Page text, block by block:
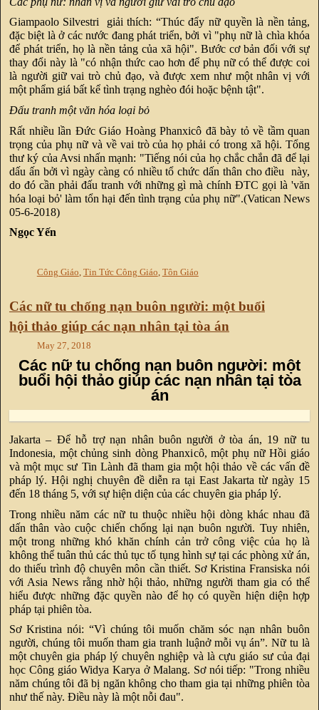
Giampaolo Silvestri giải thích: “Thúc đẩy nữ quyền là nền tảng,
đặc biệt là ở các nước đang phát triển, bởi vì "phụ nữ là chìa khóa
để phát triển, họ là nền tảng của xã hội". Bước cơ bản đối với sự
thay đổi này là "có nhận thức cao hơn để phụ nữ có thể được coi
là người giữ vai trò chủ đạo, và được xem như một nhân vị với
một phẩm giá bất kể tình trạng nghèo đói hoặc bệnh tật".
Đấu tranh một văn hóa loại bỏ
Rất nhiều lần Đức Giáo Hoàng Phanxicô đã bày tỏ về tầm quan
trọng của phụ nữ và về vai trò của họ phải có trong xã hội. Tổng
thư ký của Avsi nhấn mạnh: "Tiếng nói của họ chắc chắn đã để lại
dấu ấn bởi vì ngày càng có nhiều tổ chức dấn thân cho điều này,
do đó cần phải đấu tranh với những gì mà chính ĐTC gọi là 'văn
hóa loại bỏ' làm tổn hại đến tình trạng của phụ nữ".(Vatican News
05-6-2018)
Ngọc Yến
Công Giáo, Tin Tức Công Giáo, Tôn Giáo
Các nữ tu chống nạn buôn người: một buổi
hội thảo giúp các nạn nhân tại tòa án
May 27, 2018
Các nữ tu chống nạn buôn người: một
buổi hội thảo giúp các nạn nhân tại tòa
án
Jakarta – Để hỗ trợ nạn nhân buôn người ở tòa án, 19 nữ tu
Indonesia, một chủng sinh dòng Phanxicô, một phụ nữ Hồi giáo
và một mục sư Tin Lành đã tham gia một hội thảo về các vấn đề
pháp lý. Hội nghị chuyên đề diễn ra tại East Jakarta từ ngày 15
đến 18 tháng 5, với sự hiện diện của các chuyên gia pháp lý.
Trong nhiều năm các nữ tu thuộc nhiều hội dòng khác nhau đã
dấn thân vào cuộc chiến chống lại nạn buôn người. Tuy nhiên,
một trong những khó khăn chính cản trở công việc của họ là
không thể tuân thủ các thủ tục tố tụng hình sự tại các phòng xử án,
do thiếu trình độ chuyên môn cần thiết. Sơ Kristina Fransiska nói
với Asia News rằng nhờ hội thảo, những người tham gia có thể
hiểu được những đặc quyền nào để họ có quyền hiện diện hợp
pháp tại phiên tòa.
Sơ Kristina nói: “Vì chúng tôi muốn chăm sóc nạn nhân buôn
người, chúng tôi muốn tham gia tranh luậnở mỗi vụ án”. Nữ tu là
một chuyên gia pháp lý chuyên nghiệp và là cựu giáo sư của đại
học Công giáo Widya Karya ở Malang. Sơ nói tiếp: "Trong nhiều
năm chúng tôi đã bị ngăn không cho tham gia tại những phiên tòa
như thế này. Điều này là một nỗi đau".